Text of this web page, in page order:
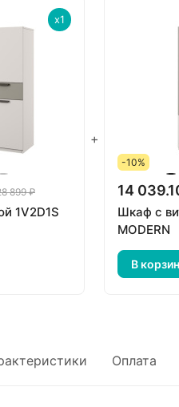
x1
+
899 ₽
1V2D1S
-10%
14
Шкаф с
MODERN
В
Оплата